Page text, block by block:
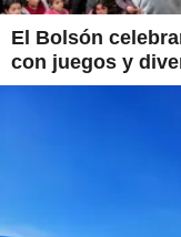
El Bolsón
con juegos y